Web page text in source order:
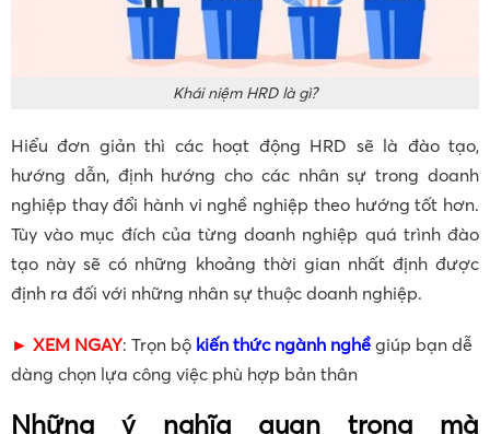
Khái niệm HRD là gì?
Hiểu đơn giản thì các hoạt động HRD sẽ là đào tạo,
hướng dẫn, định hướng cho các nhân sự trong doanh
nghiệp thay đổi hành vi nghề nghiệp theo hướng tốt hơn.
Tùy vào mục đích của từng doanh nghiệp quá trình đào
tạo này sẽ có những khoảng thời gian nhất định được
định ra đối với những nhân sự thuộc doanh nghiệp.
► XEM NGAY: Trọn bộ kiến thức ngành nghề giúp bạn dễ
dàng chọn lựa công việc phù hợp bản thân
Những ý nghĩa quan trọng mà